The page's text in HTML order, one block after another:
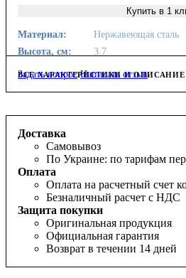
Купить в 1
Материал:
Нержавеющая сталь
Высота, см:
3.7
ВСЕ ХАРАКТЕРИСТИКИ И ОПИСАНИЕ
Задать вопрос Написать отзыв
Доставка
Самовывоз
По Украине: по тарифам
Оплата
Оплата на расчетный счет
Безналичный расчет с НДС
Защита покупки
Оригинальная продукция
Официальная гарантия
Возврат в течении 14 дней